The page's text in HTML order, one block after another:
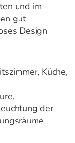
und im
gut
Design
Küche,
der